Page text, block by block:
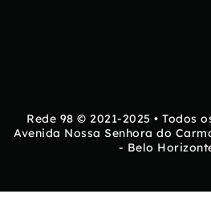
Rede 98 © 2021-2025 • Todos
Avenida Nossa Senhora do
- Belo